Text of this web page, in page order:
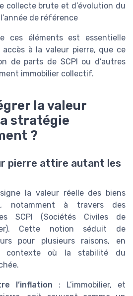
collecte brute et d’évolution du
de référence
ces éléments est essentielle
accès à la valeur pierre, que ce
de parts de SCPI ou d’autres
immobilier collectif.
la valeur
stratégie
?
pierre attire autant les
la valeur réelle des biens
notamment à travers des
SCPI (Sociétés Civiles de
Cette notion séduit de
pour plusieurs raisons, en
contexte où la stabilité du
l’inflation : L’immobilier, et